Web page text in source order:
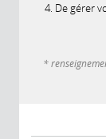
De gérer
*